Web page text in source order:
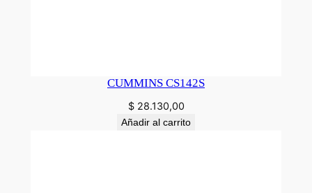
CUMMINS CS142S
$28.130,00
Añadir al carrito